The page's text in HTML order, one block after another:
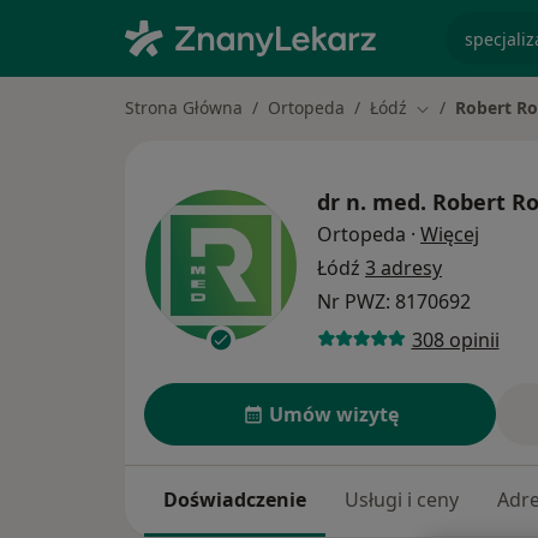
Strona Główna Ortopeda Łódź Zmień miasto
Robert
dr n. med. Robert
Ortopeda · Więcej
Łódź 3 adresy
Nr PWZ: 8170692
308 opinii
Umów wizytę
Doświadczenie Usługi i ceny